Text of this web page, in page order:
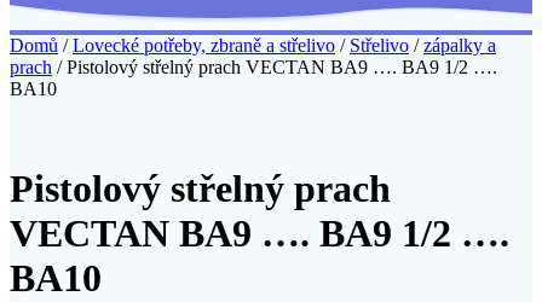
Domů /Lovecké potřeby, zbraně a střelivo / Střelivo /zápalky a
prach / Pistolový střelný prach VECTAN BA9 …. BA9 1/2 ….
BA10
Pistolový střelný prach
VECTAN BA9 …. BA9 1/2 ….
BA10